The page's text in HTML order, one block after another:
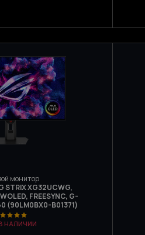
монитор
STRIX XG32UCWG,
FREESYNC, G-
(90LM0BX0-B01371)
НАЛИЧИИ